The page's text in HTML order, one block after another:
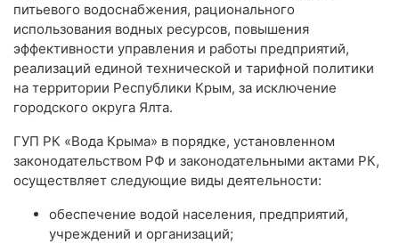
питьевого водоснабжения, рационального
использования водных ресурсов, повышения
эффективности управления и работы предприятий,
реализаций единой технической и тарифной политики
на территории Республики Крым, за исключение
городского округа Ялта.
ГУП РК «Вода Крыма» в порядке, установленном
законодательством РФ и законодательными актами РК,
осуществляет следующие виды деятельности:
обеспечение водой населения, предприятий,
учреждений и организаций;